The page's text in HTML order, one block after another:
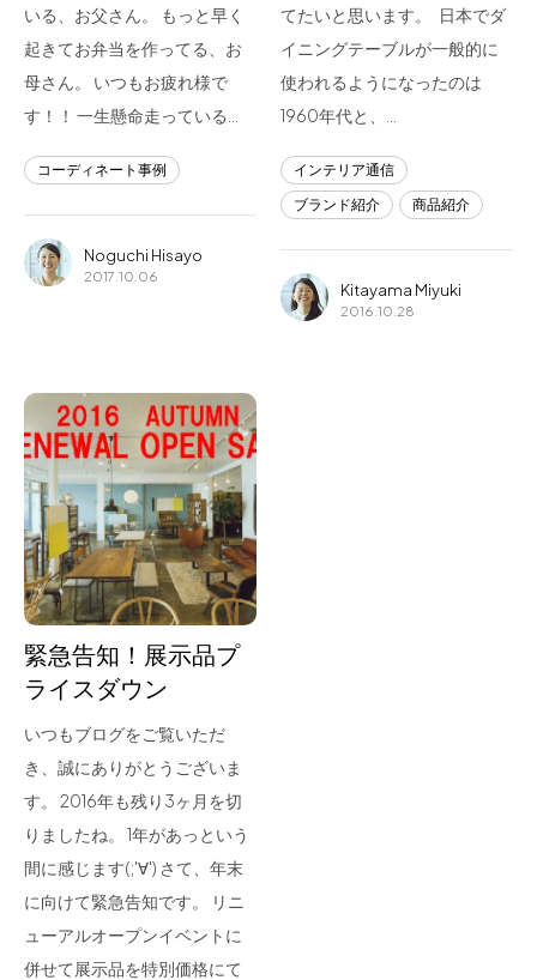
Arv
0965-45-9282
いる、お父さん。 もっと早く
起きてお弁当を作ってる、お
母さん。 いつもお疲れ様で
す！！ 一生懸命走っている…
コーディネート事例
Noguchi Hisayo
2017.10.06
てたいと思います。 日本でダ
イニングテーブルが一般的に
使われるようになったのは
1960年代と、…
インテリア通信
ブランド紹介
商品紹介
Kitayama Miyuki
2016.10.28
緊急告知！展示品プ
ライスダウン
いつもブログをご覧いただ
き、誠にありがとうございま
す。 2016年も残り3ヶ月を切
りましたね。 1年があっという
間に感じます(;'∀') さて、年末
に向けて緊急告知です。 リニ
ューアルオープンイベントに
併せて展示品を特別価格にて